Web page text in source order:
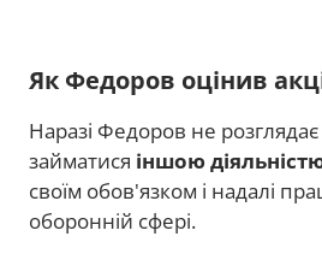
Як Федоров оцінив
Наразі Федоров не
займатися іншою
своїм обов'язком і надалі
оборонній сфері.